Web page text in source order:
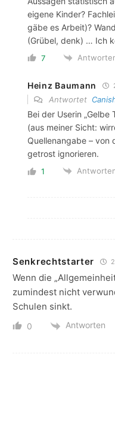
eigene Kinder?
gäbe es Arbeit)?
(Grübel, denk) … Ich
7
Heinz Baumann
Antwortet
Bei der Userin
(aus meiner Sicht:
Quellenangabe – von
getrost ignorieren.
1
Senkrechtstarter
Wenn die
zumindest nicht
Schulen sinkt.
0 Antworten